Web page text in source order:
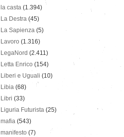
la casta (1.394)
La Destra (45)
La Sapienza (5)
Lavoro (1.316)
LegaNord (2.411)
Letta Enrico (154)
Liberi e Uguali (10)
Libia (68)
Libri (33)
Liguria Futurista (25)
mafia (543)
manifesto (7)